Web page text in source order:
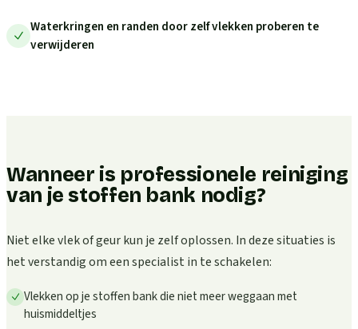
Waterkringen en randen door zelf vlekken proberen te
verwijderen
Wanneer is professionele reiniging
van je stoffen bank nodig?
Niet elke vlek of geur kun je zelf oplossen. In deze situaties is
het verstandig om een specialist in te schakelen:
Vlekken op je stoffen bank die niet meer weggaan met
huismiddeltjes